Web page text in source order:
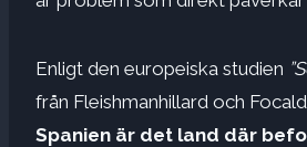
Enligt den europeiska studien
från Fleishmanhillard och
Spanien är det land där